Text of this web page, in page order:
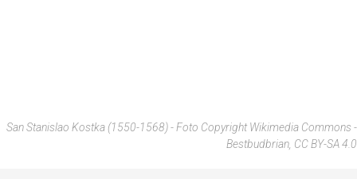
San Stanislao Kostka (1550-1568) - Foto Copyright Wikimedia Commons -
Bestbudbrian, CC BY-SA 4.0